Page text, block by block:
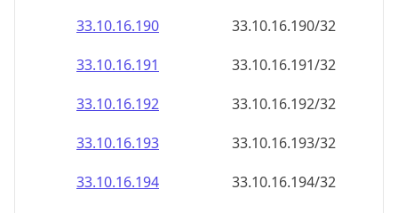
33.10.16.199
33.10.16.199/32
33.10.16.200
33.10.16.200/32
33.10.16.201
33.10.16.201/32
33.10.16.202
33.10.16.202/32
33.10.16.203
33.10.16.203/32